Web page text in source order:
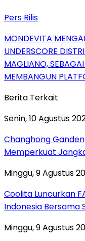
Pers Rilis
MONDEVITA
UNDERSCORE
MAGLIANO,
MEMBANGUN
Berita Terkait
Senin, 10 Agustus
Changhong
Memperkuat
Minggu, 9 Agustus
Coolita Luncurkan
Indonesia Bersama
Minggu, 9 Agustus